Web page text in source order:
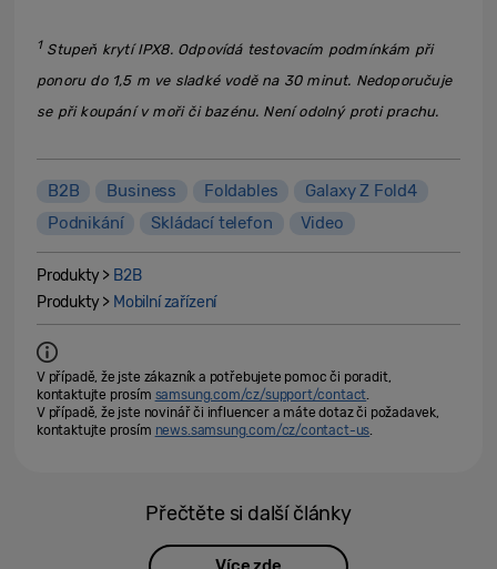
1 Stupeň krytí IPX8. Odpovídá testovacím podmínkám při
ponoru do 1,5 m ve sladké vodě na 30 minut. Nedoporučuje
se při koupání v moři či bazénu. Není odolný proti prachu.
B2B Business Foldables
Galaxy Z Fold4
Podnikání
Skládací telefon Video
Produkty > B2B
Produkty > Mobilní zařízení
V případě, že jste zákazník a potřebujete pomoc či poradit,
kontaktujte prosím samsung.com/cz/support/contact.
V případě, že jste novinář či influencer a máte dotaz či požadavek,
kontaktujte prosím news.samsung.com/cz/contact-us.
Přečtěte si další články